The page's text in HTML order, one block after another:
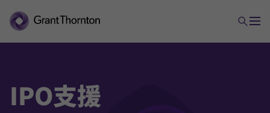
アドバイザリー
IPO支援